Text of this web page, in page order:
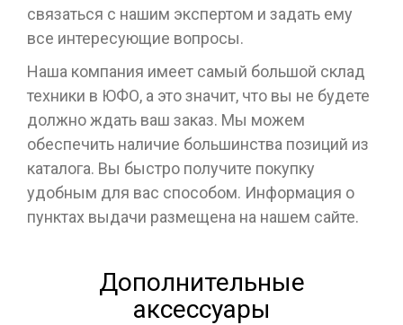
связаться с нашим экспертом и задать ему
все интересующие вопросы.
Наша компания имеет самый большой склад
техники в ЮФО, а это значит, что вы не будете
должно ждать ваш заказ. Мы можем
обеспечить наличие большинства позиций из
каталога. Вы быстро получите покупку
удобным для вас способом. Информация о
пунктах выдачи размещена на нашем сайте.
Дополнительные
аксессуары